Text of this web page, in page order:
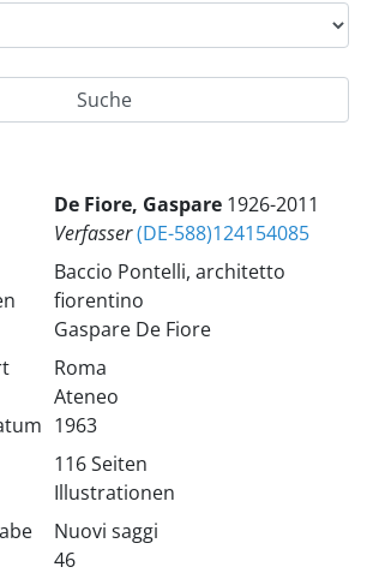
De Fiore, Gaspare 1926-2011
Verfasser(DE-588)124154085
Baccio Pontelli, architetto
fiorentino
Gaspare De Fiore
Roma
Ateneo
1963
116 Seiten
Illustrationen
Nuovi saggi
46